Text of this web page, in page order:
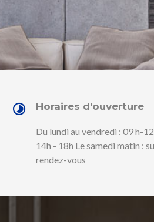
Horaires d'ouverture
Du lundi au vendredi : 09 h-
14h - 18h Le samedi matin :
rendez-vous